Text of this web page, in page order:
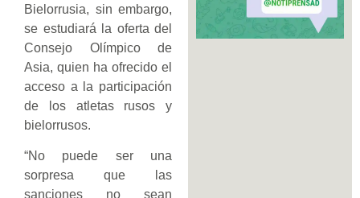
Bielorrusia, sin embargo,
se estudiará la oferta del
Consejo Olímpico de
Asia, quien ha ofrecido el
acceso a la participación
de los atletas rusos y
bielorrusos.
“No puede ser una
sorpresa que las
sanciones no sean